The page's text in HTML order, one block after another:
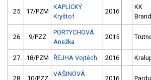
25. 17/PZM
KAPLICKÝ
Kryštof
2016
KK
Brand
26. 9/PZZ
PORTYCHOVÁ
Anežka
2015
27. 18/PZM ŘEJHA Vojtěch 2016
28. 10/PZZ
VAŠINOVÁ
2016